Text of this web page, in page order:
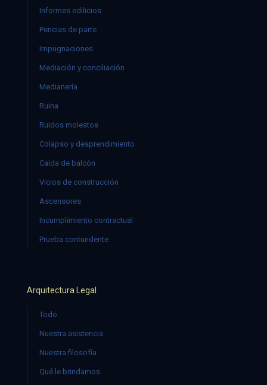
Informes edilicios
Pericias de parte
Impugnaciones
Mediación y conciliación
Medianería
Ruina
Ruidos molestos
Colapso y desprendimiento
Caída de balcón
Vicios de construcción
Ascensores
Incumplimiento contractual
Prueba contundente
Arquitectura Legal
Todo
Nuestra asistencia
Nuestra filosofía
Qué le brindamos